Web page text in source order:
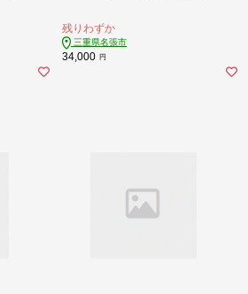
残りわずか
三重県名張市
34,000 円